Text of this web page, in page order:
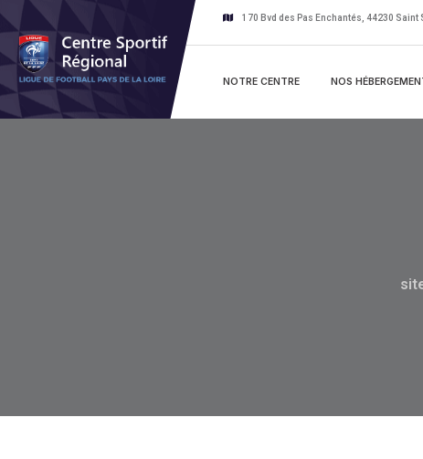
Skip
to
content
170 Bvd des Pas Enchantés, 44230 Saint
NOTRE CENTRE NOS